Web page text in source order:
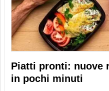
Piatti pronti: nuove
in pochi minuti